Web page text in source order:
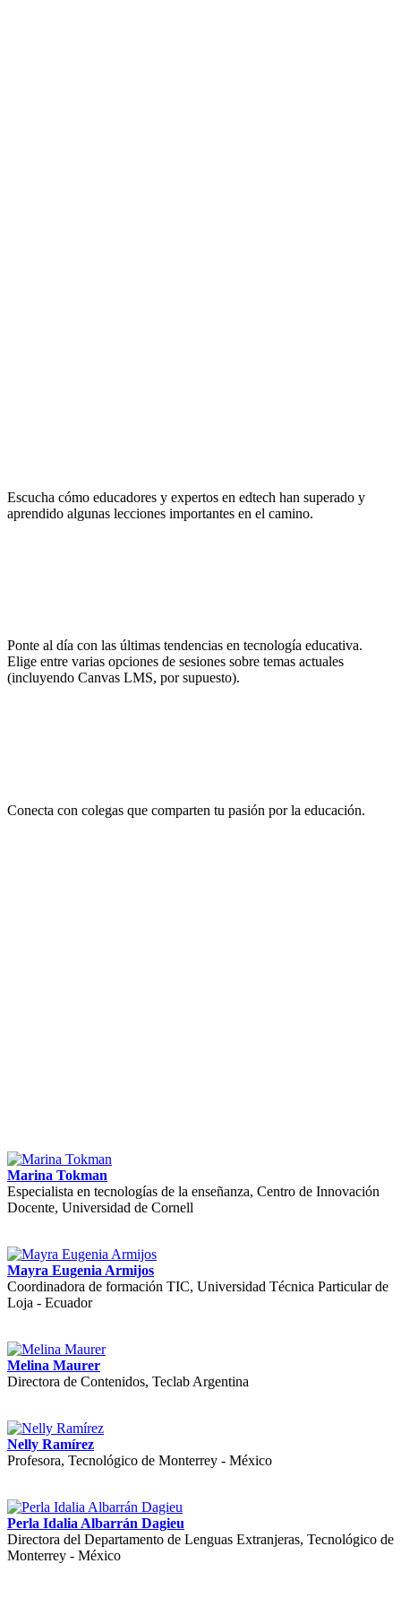
Escucha cómo educadores y expertos en edtech han superado y
aprendido algunas lecciones importantes en el camino.
Ponte al día con las últimas tendencias en tecnología educativa.
Elige entre varias opciones de sesiones sobre temas actuales
(incluyendo Canvas LMS, por supuesto).
Conecta con colegas que comparten tu pasión por la educación.
Marina Tokman
Especialista en tecnologías de la enseñanza, Centro de Innovación
Docente, Universidad de Cornell
Mayra Eugenia Armijos
Coordinadora de formación TIC, Universidad Técnica Particular de
Loja - Ecuador
Melina Maurer
Directora de Contenidos, Teclab Argentina
Nelly Ramírez
Profesora, Tecnológico de Monterrey - México
Perla Idalia Albarrán Dagieu
Directora del Departamento de Lenguas Extranjeras, Tecnológico de
Monterrey - México